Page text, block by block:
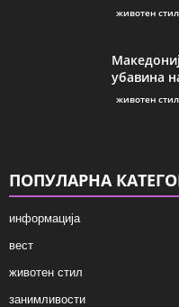
животен стил
убавина
животен стил
ПОПУЛАРНА
информација
вест
животен стил
занимливости